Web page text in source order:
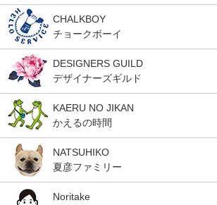
CHALKBOY
チョークボーイ
DESIGNERS GUILD
デザイナーズギルド
KAERU NO JIKAN
かえるの時間
NATSUHIKO
夏彦ファミリー
Noritake